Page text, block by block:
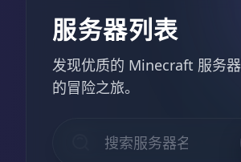
服务器列表
发现优质的 Minecraft 服务
的冒险之旅。